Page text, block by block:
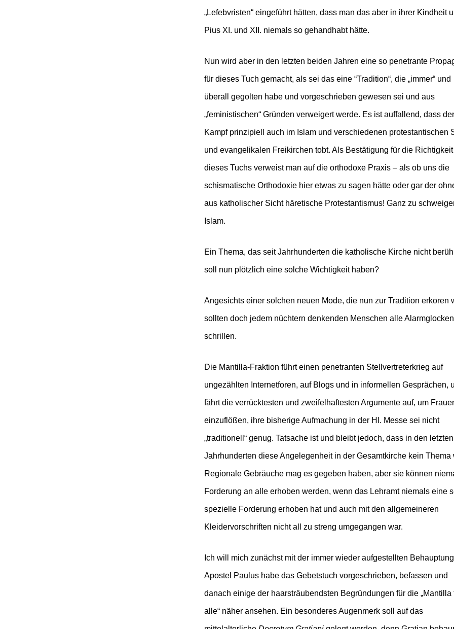
„Lefebvristen“ eingeführt hätten, dass man das aber in ihrer Kindheit
Pius XI. und XII. niemals so gehandhabt hätte.
Nun wird aber in den letzten beiden Jahren eine so penetrante
für dieses Tuch gemacht, als sei das eine “Tradition“, die „immer“ und
überall gegolten habe und vorgeschrieben gewesen sei und aus
„feministischen“ Gründen verweigert werde. Es ist auffallend, dass
Kampf prinzipiell auch im Islam und verschiedenen protestantischen
und evangelikalen Freikirchen tobt. Als Bestätigung für die Richtigkeit
dieses Tuchs verweist man auf die orthodoxe Praxis – als ob uns die
schismatische Orthodoxie hier etwas zu sagen hätte oder gar der
aus katholischer Sicht häretische Protestantismus! Ganz zu
Islam.
Ein Thema, das seit Jahrhunderten die katholische Kirche nicht
soll nun plötzlich eine solche Wichtigkeit haben?
Angesichts einer solchen neuen Mode, die nun zur Tradition erkoren
sollten doch jedem nüchtern denkenden Menschen alle Alarmglocken
schrillen.
Die Mantilla-Fraktion führt einen penetranten Stellvertreterkrieg auf
ungezählten Internetforen, auf Blogs und in informellen Gesprächen,
fährt die verrücktesten und zweifelhaftesten Argumente auf, um
einzuflößen, ihre bisherige Aufmachung in der Hl. Messe sei nicht
„traditionell“ genug. Tatsache ist und bleibt jedoch, dass in den letzten
Jahrhunderten diese Angelegenheit in der Gesamtkirche kein Thema
Regionale Gebräuche mag es gegeben haben, aber sie können
Forderung an alle erhoben werden, wenn das Lehramt niemals eine
spezielle Forderung erhoben hat und auch mit den allgemeineren
Kleidervorschriften nicht all zu streng umgegangen war.
Ich will mich zunächst mit der immer wieder aufgestellten
Apostel Paulus habe das Gebetstuch vorgeschrieben, befassen und
danach einige der haarsträubendsten Begründungen für die „Mantilla
alle“ näher ansehen. Ein besonderes Augenmerk soll auf das